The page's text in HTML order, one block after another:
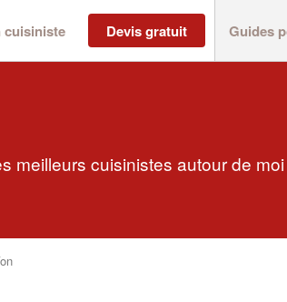
cuisiniste Devis gratuit Guides
meilleurs cuisinistes autour de moi